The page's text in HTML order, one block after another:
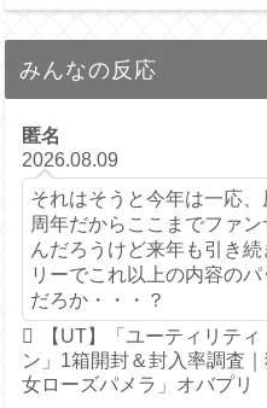
みんなの反応
匿名
2026.08.09
それはそうと今年は一応、
周年だからここまでファ
んだろうけど来年も引き
リーでこれ以上の内容の
だろか・・・？
【UT】「ユーティリテ
ン」1箱開封＆封入率調査
女ローズパメラ」オバプリ